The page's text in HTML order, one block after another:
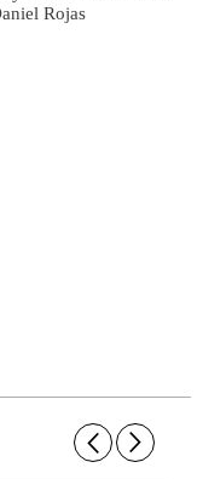
Rojas
arrow_forward_ios arrow_forward_ios